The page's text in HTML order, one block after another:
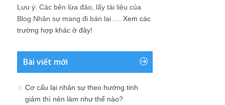
Lưu ý: Các bên lừa đảo, lấy tài liệu của
Blog Nhân sự mang đi bán lại .... Xem các
trường hợp khác ở đây!
Bài viết mới
Cơ cấu lại nhân sự theo hướng tinh
giảm thì nên làm như thế nào?